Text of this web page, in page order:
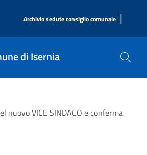
Archivio sedute consiglio comunale |
di Isernia
nuovo VICE SINDACO e conferma